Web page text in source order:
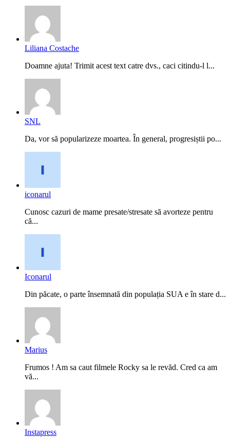
Liliana Costache
Doamne ajuta! Trimit acest text catre dvs., caci citindu-l l...
SNL
Da, vor să popularizeze moartea. În general, progresiștii po...
iconarul
Cunosc cazuri de mame presate/stresate să avorteze pentru
că...
Iconarul
Din păcate, o parte însemnată din populația SUA e în stare d...
Marius
Frumos ! Am sa caut filmele Rocky sa le revăd. Cred ca am
vă...
Instapress